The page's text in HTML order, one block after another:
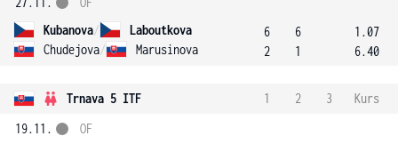
Kubanova/
Laboutkova
Chudejova/ Marusinova
6
2
6
1
1.07
6.40
Trnava 5 ITF 1 2 3
Kurs
19.11.
OF